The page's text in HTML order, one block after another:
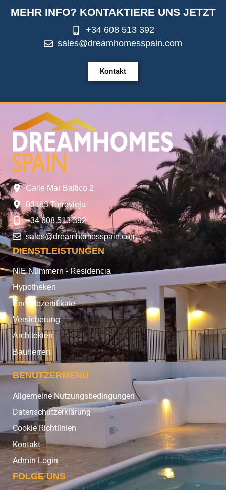
MEHR INFO? KONTAKTIERE UNS JETZT
+34 608 513 392
sales@dreamhomesspain.com
Kontakt
Calle Mar Baltico 2
03183 Torrevieja
+34 608 513 392
sales@dreamhomesspain.com
DIENSTLEISTUNGEN
NIE Nümmern - Residencia
Hypotheken
Energiezertifikate
Versicherung
Architekten
Bauherren
BENUTZERMENÜ
Allgemeine Nutzungsbedingungen
Datenschutzerklärung
Cookie Richtlinien
Kontakt
Admin Login
FOLGE UNS